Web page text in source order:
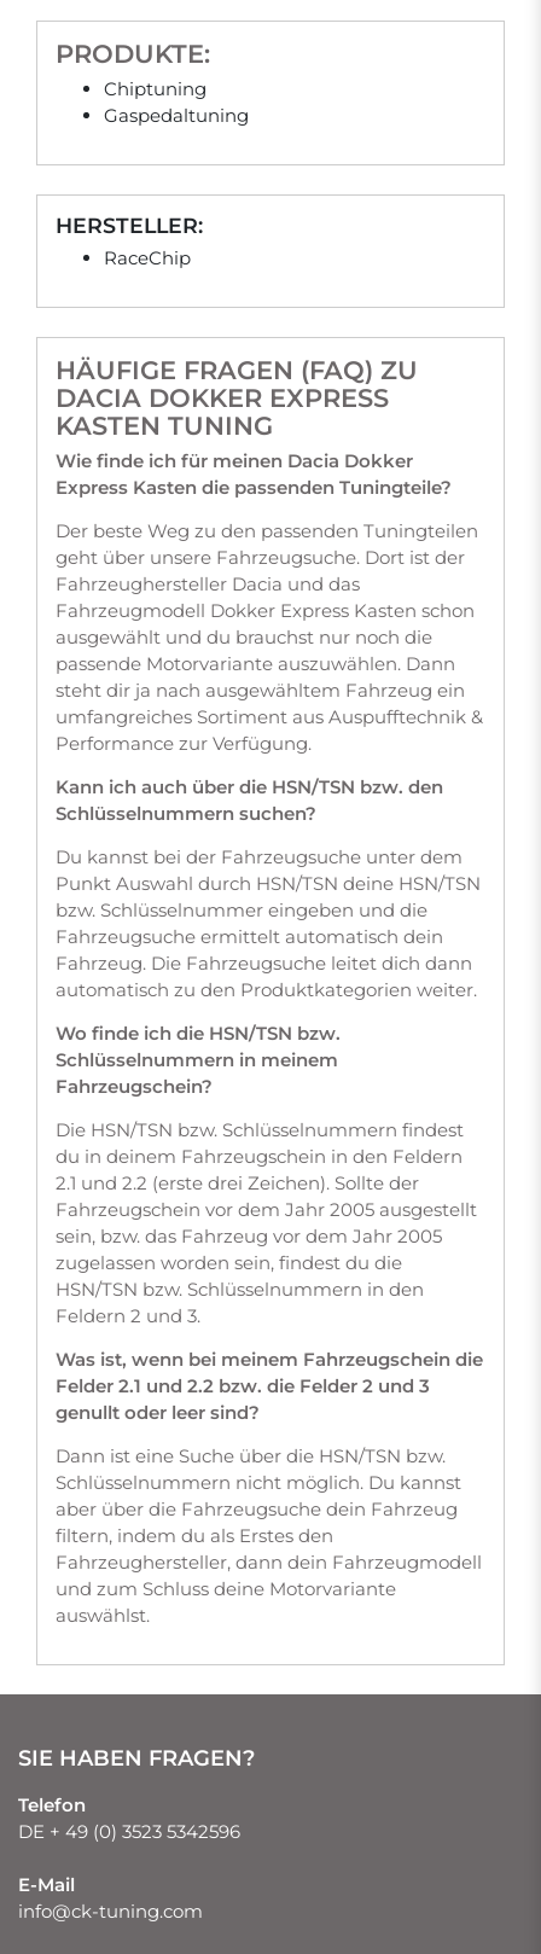
PRODUKTE:
Chiptuning
Gaspedaltuning
HERSTELLER:
RaceChip
HÄUFIGE FRAGEN (FAQ) ZU
DACIA DOKKER EXPRESS
KASTEN TUNING
Wie finde ich für meinen Dacia Dokker
Express Kasten die passenden Tuningteile?
Der beste Weg zu den passenden Tuningteilen
geht über unsere Fahrzeugsuche. Dort ist der
Fahrzeughersteller Dacia und das
Fahrzeugmodell Dokker Express Kasten schon
ausgewählt und du brauchst nur noch die
passende Motorvariante auszuwählen. Dann
steht dir ja nach ausgewähltem Fahrzeug ein
umfangreiches Sortiment aus Auspufftechnik &
Performance zur Verfügung.
Kann ich auch über die HSN/TSN bzw. den
Schlüsselnummern suchen?
Du kannst bei der Fahrzeugsuche unter dem
Punkt Auswahl durch HSN/TSN deine HSN/TSN
bzw. Schlüsselnummer eingeben und die
Fahrzeugsuche ermittelt automatisch dein
Fahrzeug. Die Fahrzeugsuche leitet dich dann
automatisch zu den Produktkategorien weiter.
Wo finde ich die HSN/TSN bzw.
Schlüsselnummern in meinem
Fahrzeugschein?
Die HSN/TSN bzw. Schlüsselnummern findest
du in deinem Fahrzeugschein in den Feldern
2.1 und 2.2 (erste drei Zeichen). Sollte der
Fahrzeugschein vor dem Jahr 2005 ausgestellt
sein, bzw. das Fahrzeug vor dem Jahr 2005
zugelassen worden sein, findest du die
HSN/TSN bzw. Schlüsselnummern in den
Feldern 2 und 3.
Was ist, wenn bei meinem Fahrzeugschein die
Felder 2.1 und 2.2 bzw. die Felder 2 und 3
genullt oder leer sind?
Dann ist eine Suche über die HSN/TSN bzw.
Schlüsselnummern nicht möglich. Du kannst
aber über die Fahrzeugsuche dein Fahrzeug
filtern, indem du als Erstes den
Fahrzeughersteller, dann dein Fahrzeugmodell
und zum Schluss deine Motorvariante
auswählst.
SIE HABEN FRAGEN?
Telefon
DE + 49 (0) 3523 5342596
E-Mail
info@ck-tuning.com